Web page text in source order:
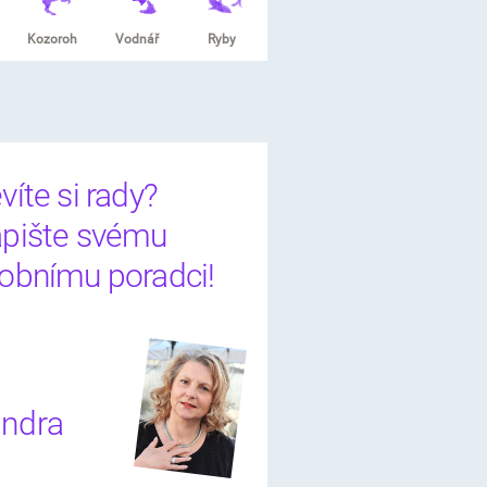
Kozoroh Vodnář Ryby
si rady?
svému
poradci!